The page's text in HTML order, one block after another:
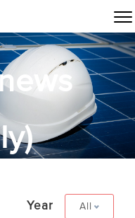
Year All